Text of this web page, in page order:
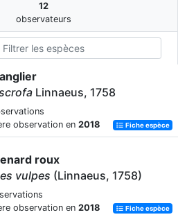
12
observateurs
Linnaeus, 1758
observation en 2018 Fiche espèce
roux
vulpes (Linnaeus, 1758)
observation en 2018 Fiche espèce